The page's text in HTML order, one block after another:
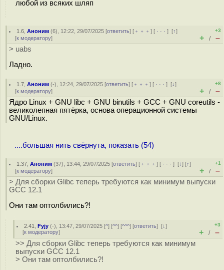
любой из всяких шляп
1.6 ,Аноним (6), 12:22, 29/07/2025 [ответить] [ ﹢﹢﹢] [ · · ·][↑]
[к модератору]
+3
+ / –
> uabs
Ладно.
1.7 ,Аноним (-), 12:24, 29/07/2025 [ответить] [ ﹢﹢﹢] [ · · ·][↓]
[к модератору]
+8
+ / –
Ядро Linux + GNU libc + GNU binutils + GCC + GNU coreutils -
великолепная пятёрка, основа операционной системы
GNU/Linux.
....большая нить свёрнута, показать (54)
1.37 ,Аноним (37), 13:44, 29/07/2025 [ответить] [ ﹢﹢﹢] [ · · ·][↓] [↑]
[к модератору]
+1
+ / –
> Для сборки Glibc теперь требуются как минимум выпуски
GCC 12.1
Они там оптолбились?!
2.41 ,Fyjy (-), 13:47, 29/07/2025 [^] [^^] [^^^] [ответить][↓]
[к модератору]
+3
+ / –
>> Для сборки Glibc теперь требуются как минимум
выпуски GCC 12.1
> Они там оптолбились?!